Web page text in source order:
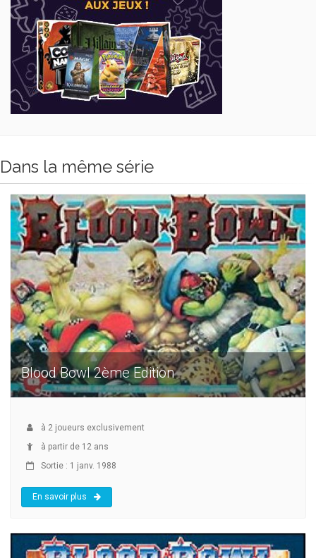
Dans la même série
Blood Bowl 2ème Edition
à 2 joueurs exclusivement
à partir de 12 ans
Sortie : 1 janv. 1988
En savoir plus